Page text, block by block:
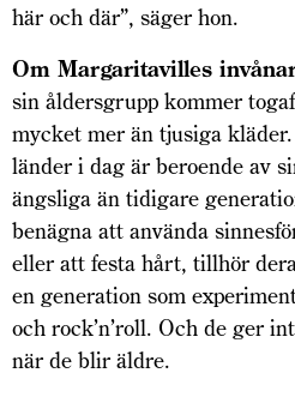
här och där”, säger hon.
Om Margaritavilles
sin åldersgrupp kommer
mycket mer än tjusiga
länder i dag är beroende av
ängsliga än tidigare
benägna att använda
eller att festa hårt, tillhör
en generation som
och rock’n’roll. Och de ger
när de blir äldre.